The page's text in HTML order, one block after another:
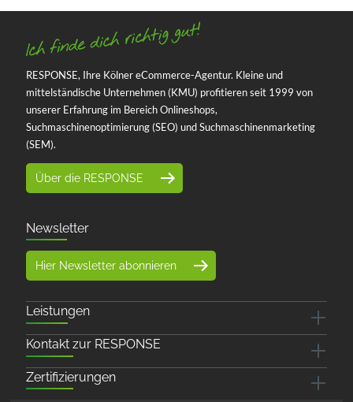
RESPONSE, Ihre Kölner eCommerce-Agentur. Kleine und
mittelständische Unternehmen (KMU) profitieren seit 1999 von
unserer Erfahrung im Bereich Onlineshops,
Suchmaschinenoptimierung (SEO) und Suchmaschinenmarketing
(SEM).
Über die RESPONSE
Newsletter
Hier Newsletter abonnieren
Leistungen
Kontakt zur RESPONSE
Zertifizierungen